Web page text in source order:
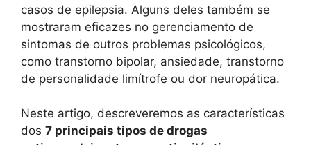
casos de epilepsia. Alguns deles também se
mostraram eficazes no gerenciamento de
sintomas de outros problemas psicológicos,
como transtorno bipolar, ansiedade, transtorno
de personalidade limítrofe ou dor neuropática.
Neste artigo, descreveremos as características
dos 7 principais tipos de drogas